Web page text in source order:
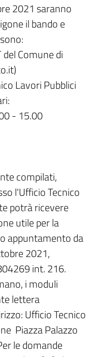
2021 saranno
il bando e
del Comune di
Lavori Pubblici
- 15.00
compilati,
l'Ufficio Tecnico
potrà ricevere
utile per la
appuntamento da
2021,
int. 216.
i moduli
lettera
Ufficio Tecnico
Piazza Palazzo
le domande